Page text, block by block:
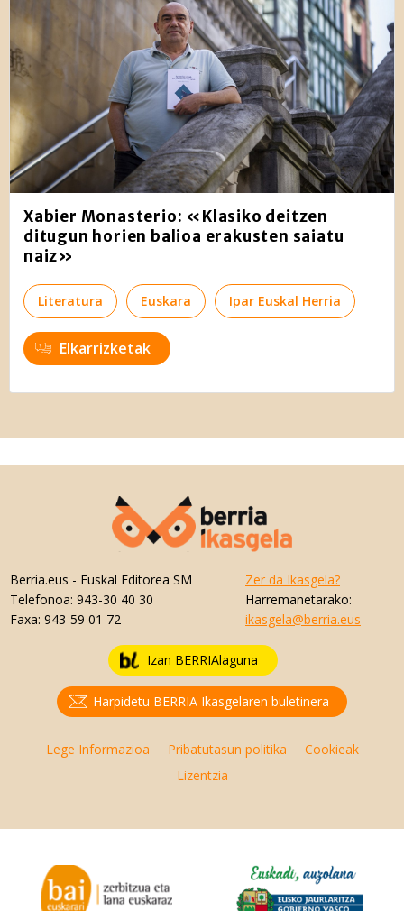
Xabier Monasterio: «Klasiko deitzen
ditugun horien balioa erakusten saiatu
naiz»
Literatura Euskara Ipar Euskal Herria
Elkarrizketak
Berria.eus - Euskal Editorea SM
Telefonoa: 943-30 40 30
Faxa: 943-59 01 72
Zer da Ikasgela?
Harremanetarako:
ikasgela@berria.eus
Izan BERRIAlaguna
Harpidetu BERRIA Ikasgelaren buletinera
Lege Informazioa Pribatutasun politika
Cookieak
Lizentzia